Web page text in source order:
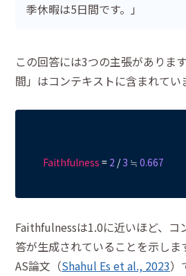
季休暇は5日間です。」
この回答には3つの主張がありま
間」はコンテキストに含まれてい
Faithfulness = 2 / 3 ≒ 0.667
Faithfulnessは1.0に近いほど、コ
答が生成されていることを示しま
AS論文（Shahul Es et al., 2023）